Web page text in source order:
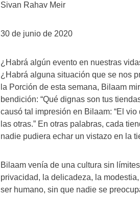
Sivan Rahav Meir
30 de junio de 2020
¿Habrá algún evento en nuestras
¿Habrá alguna situación que se nos
la Porción de esta semana, Bilaam
bendición: “Qué dignas son tus
causó tal impresión en Bilaam: “El
las otras.” En otras palabras, cada
nadie pudiera echar un vistazo en la
Bilaam venía de una cultura sin
privacidad, la delicadeza, la
ser humano, sin que nadie se